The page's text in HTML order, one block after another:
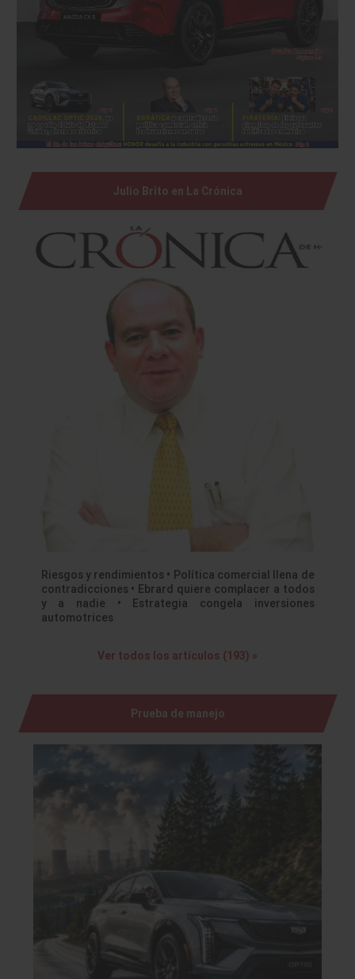
Julio Brito en La Crónica
Riesgos y rendimientos • Política comercial llena de
contradicciones • Ebrard quiere complacer a todos
y a nadie • Estrategia congela inversiones
automotrices
Ver todos los artículos (193) »
Prueba de manejo